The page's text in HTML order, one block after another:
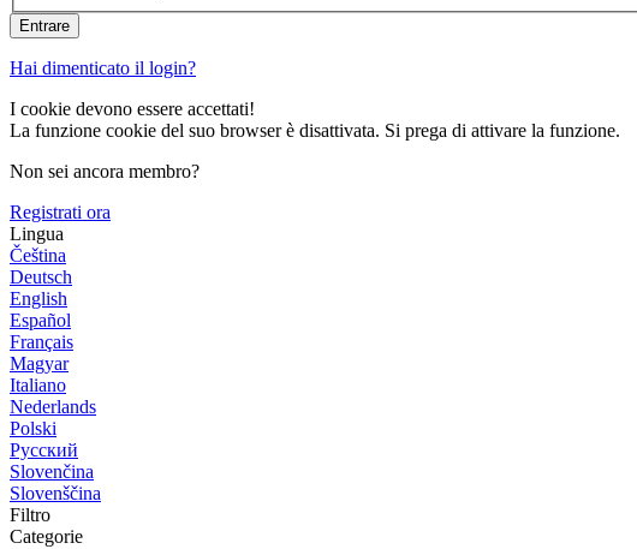
Hai dimenticato il login?
I cookie devono essere accettati!
La funzione cookie del suo browser è disattivata. Si prega di attivare la funzione.
Non sei ancora membro?
Registrati ora
Lingua
Čeština
Deutsch
English
Español
Français
Magyar
Italiano
Nederlands
Polski
Русский
Slovenčina
Slovenščina
Filtro
Categorie